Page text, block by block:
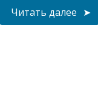
Читать далее